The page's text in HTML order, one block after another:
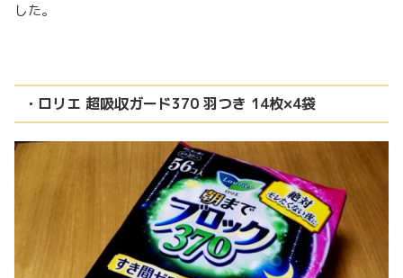
した。
・ロリエ 超吸収ガード370 羽つき 14枚×4袋